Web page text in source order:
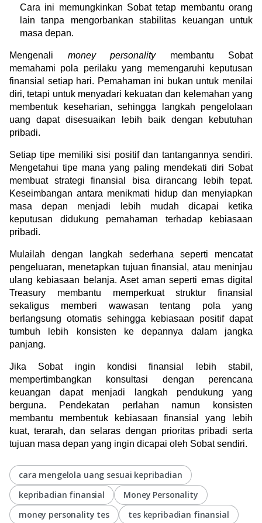
Cara ini memungkinkan Sobat tetap membantu orang
lain tanpa mengorbankan stabilitas keuangan untuk
masa depan.
Mengenali money personality membantu Sobat
memahami pola perilaku yang memengaruhi keputusan
finansial setiap hari. Pemahaman ini bukan untuk menilai
diri, tetapi untuk menyadari kekuatan dan kelemahan yang
membentuk keseharian, sehingga langkah pengelolaan
uang dapat disesuaikan lebih baik dengan kebutuhan
pribadi.
Setiap tipe memiliki sisi positif dan tantangannya sendiri.
Mengetahui tipe mana yang paling mendekati diri Sobat
membuat strategi finansial bisa dirancang lebih tepat.
Keseimbangan antara menikmati hidup dan menyiapkan
masa depan menjadi lebih mudah dicapai ketika
keputusan didukung pemahaman terhadap kebiasaan
pribadi.
Mulailah dengan langkah sederhana seperti mencatat
pengeluaran, menetapkan tujuan finansial, atau meninjau
ulang kebiasaan belanja. Aset aman seperti emas digital
Treasury membantu memperkuat struktur finansial
sekaligus memberi wawasan tentang pola yang
berlangsung otomatis sehingga kebiasaan positif dapat
tumbuh lebih konsisten ke depannya dalam jangka
panjang.
Jika Sobat ingin kondisi finansial lebih stabil,
mempertimbangkan konsultasi dengan perencana
keuangan dapat menjadi langkah pendukung yang
berguna. Pendekatan perlahan namun konsisten
membantu membentuk kebiasaan finansial yang lebih
kuat, terarah, dan selaras dengan prioritas pribadi serta
tujuan masa depan yang ingin dicapai oleh Sobat sendiri.
cara mengelola uang sesuai kepribadian
kepribadian finansial
Money Personality
money personality tes
tes kepribadian finansial